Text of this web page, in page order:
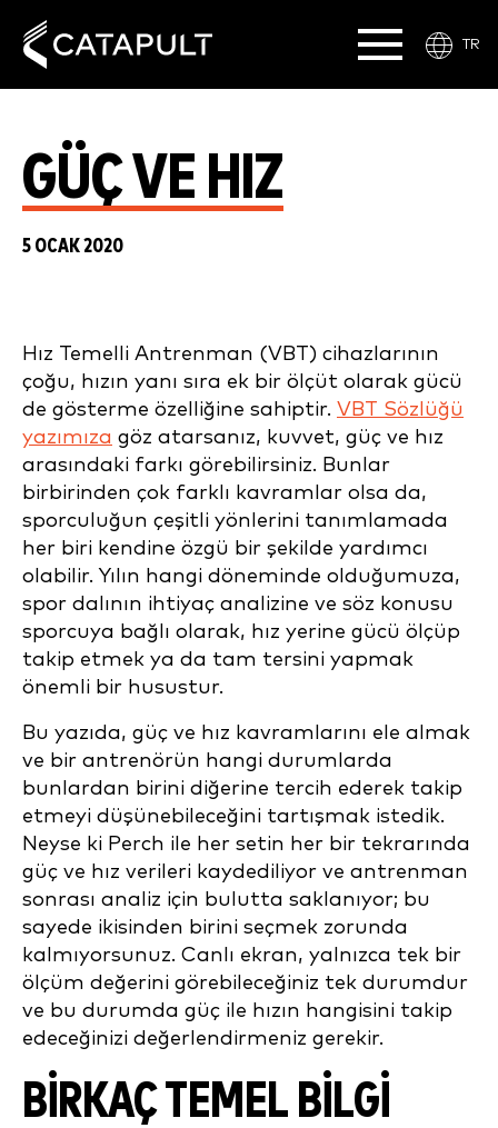
TR
GÜÇ VE HIZ
5 OCAK 2020
Hız Temelli Antrenman (VBT) cihazlarının
çoğu, hızın yanı sıra ek bir ölçüt olarak gücü
de gösterme özelliğine sahiptir. VBT Sözlüğü
yazımıza göz atarsanız, kuvvet, güç ve hız
arasındaki farkı görebilirsiniz. Bunlar
birbirinden çok farklı kavramlar olsa da,
sporculuğun çeşitli yönlerini tanımlamada
her biri kendine özgü bir şekilde yardımcı
olabilir. Yılın hangi döneminde olduğumuza,
spor dalının ihtiyaç analizine ve söz konusu
sporcuya bağlı olarak, hız yerine gücü ölçüp
takip etmek ya da tam tersini yapmak
önemli bir husustur.
Bu yazıda, güç ve hız kavramlarını ele almak
ve bir antrenörün hangi durumlarda
bunlardan birini diğerine tercih ederek takip
etmeyi düşünebileceğini tartışmak istedik.
Neyse ki Perch ile her setin her bir tekrarında
güç ve hız verileri kaydediliyor ve antrenman
sonrası analiz için bulutta saklanıyor; bu
sayede ikisinden birini seçmek zorunda
kalmıyorsunuz. Canlı ekran, yalnızca tek bir
ölçüm değerini görebileceğiniz tek durumdur
ve bu durumda güç ile hızın hangisini takip
edeceğinizi değerlendirmeniz gerekir.
BİRKAÇ TEMEL BİLGİ